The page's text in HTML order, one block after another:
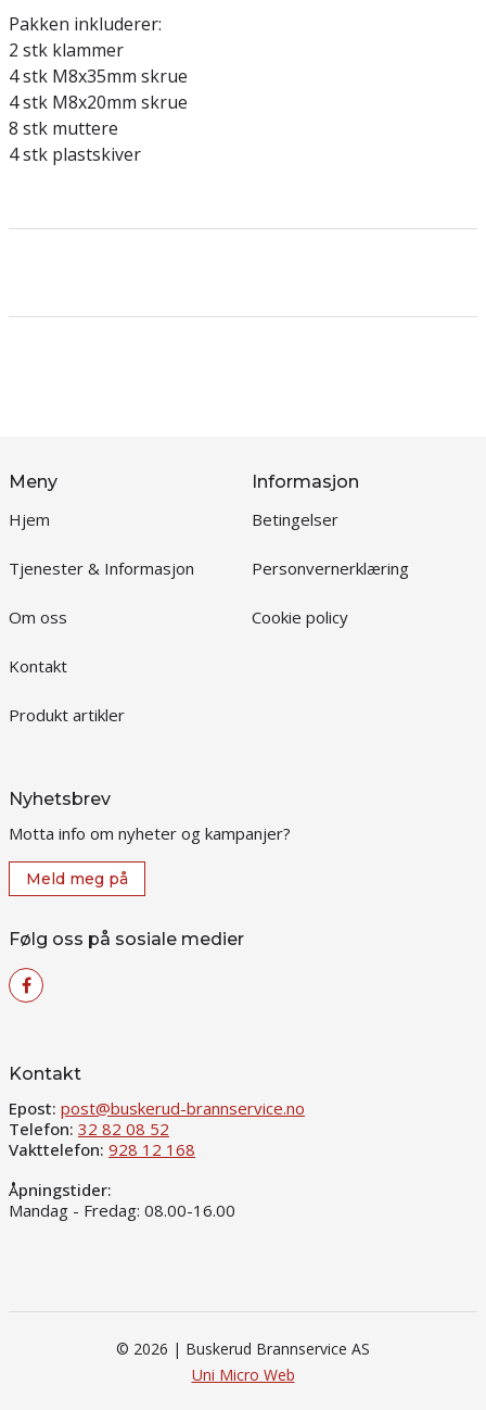
Pakken inkluderer:
2 stk klammer
4 stk M8x35mm skrue
4 stk M8x20mm skrue
8 stk muttere
4 stk plastskiver
Meny
Hjem
Tjenester & Informasjon
Om oss
Kontakt
Produkt artikler
Informasjon
Betingelser
Personvernerklæring
Cookie policy
Nyhetsbrev
Motta info om nyheter og kampanjer?
Meld meg på
Følg oss på sosiale medier
Kontakt
Epost: post@buskerud-brannservice.no
Telefon: 32 82 08 52
Vakttelefon: 928 12 168
Åpningstider:
Mandag - Fredag: 08.00-16.00
© 2026 | Buskerud Brannservice AS
Uni Micro Web